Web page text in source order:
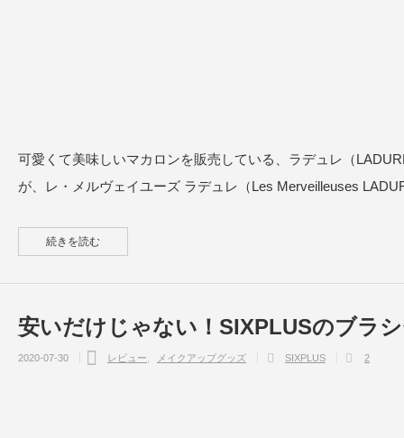
可愛くて美味しいマカロンを販売している、ラデュレ（
が、レ・メルヴェイユーズ ラデュレ（Les Merveilleuses
続きを読む
安いだけじゃない！SIXPLUSのブラ
2020-07-30 レビュー メイクアップグッズ SIXPLUS 2